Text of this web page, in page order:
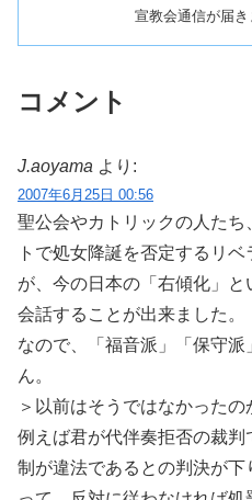
宣教会通信が届き
コメント
J.aoyama より:
2007年6月25日 00:56
聖公会やカトリックの人たち
トで処女降誕を否定するリ
が、今の日本の「右傾化」
会話することが出来ました。
なので、「福音派」「保守
ん。
＞以前はそうではなかったの
例えば君が代伴奏拒否の裁
制が違法であるとの判決が